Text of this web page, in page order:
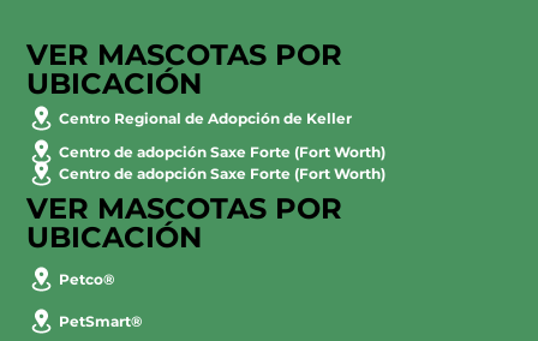
VER MASCOTAS POR
UBICACIÓN
Centro Regional de Adopción de Keller
Centro de adopción Saxe Forte (Fort Worth)
Centro de adopción Saxe Forte (Fort Worth)
VER MASCOTAS POR
UBICACIÓN
Petco®
PetSmart®